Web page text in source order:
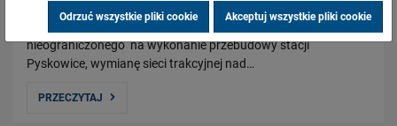
Otwarto oferty złożone w postępowaniu o udzielenie
zamówienia publicznego prowadzonego w trybie przetargu
nieograniczonego na wykonanie przebudowy stacji
Pyskowice, wymianę sieci trakcyjnej nad…
PRZECZYTAJ
Odrzuć wszystkie pliki cookie Akceptuj wszystkie pliki cookie